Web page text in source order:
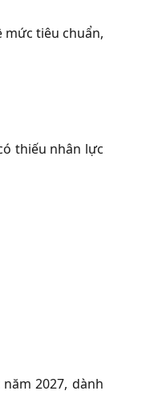
mức tiêu chuẩn,
thiếu nhân lực
2027, dành